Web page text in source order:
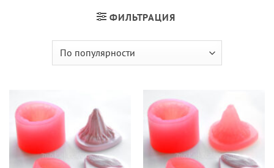
ФИЛЬТРАЦИЯ